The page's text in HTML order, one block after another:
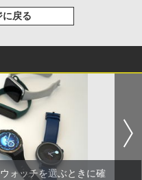
に戻る
ォッチを選ぶときに確